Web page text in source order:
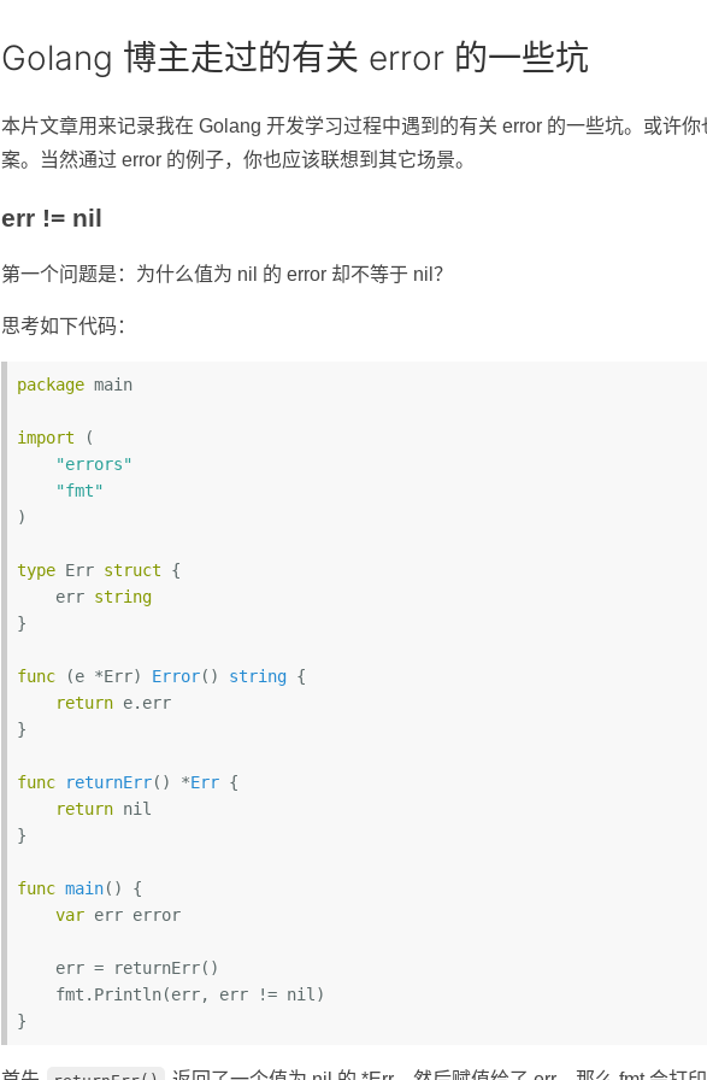
Golang 博主走过的有关 error 的一些坑
本片文章用来记录我在 Golang 开发学习过程中遇到的有关 error 的一些坑。或许
案。当然通过 error 的例子，你也应该联想到其它场景。
err != nil
第一个问题是：为什么值为 nil 的 error 却不等于 nil？
思考如下代码：
package main
import (
"errors"
"fmt"
)
type Err struct {
    err
string
}
func (e *Err) Error() string {
return e.err
}
func returnErr() *Err {
return nil
}
func main()
{
var err error
    fmt.Println(err, err !=
nil)